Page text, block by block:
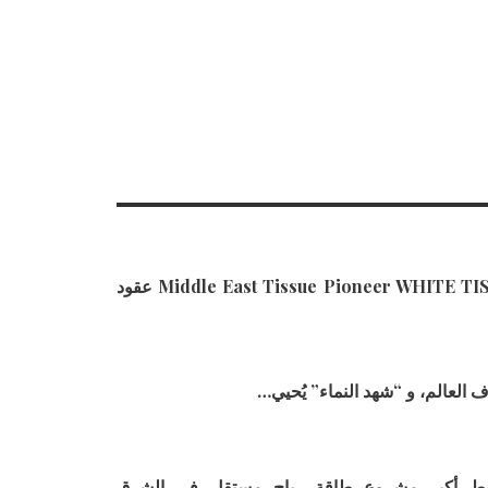
توقع شركة Middle East Tissue Pioneer WHITE TISSUE عقود
العالم، و “شهد النماء” يُحيي…